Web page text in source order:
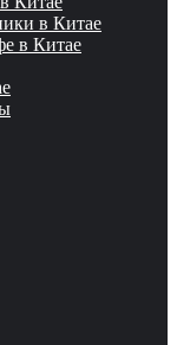
в Китае
в Китае